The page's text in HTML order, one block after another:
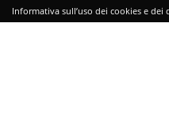
Informativa sull’uso dei cookies e dei